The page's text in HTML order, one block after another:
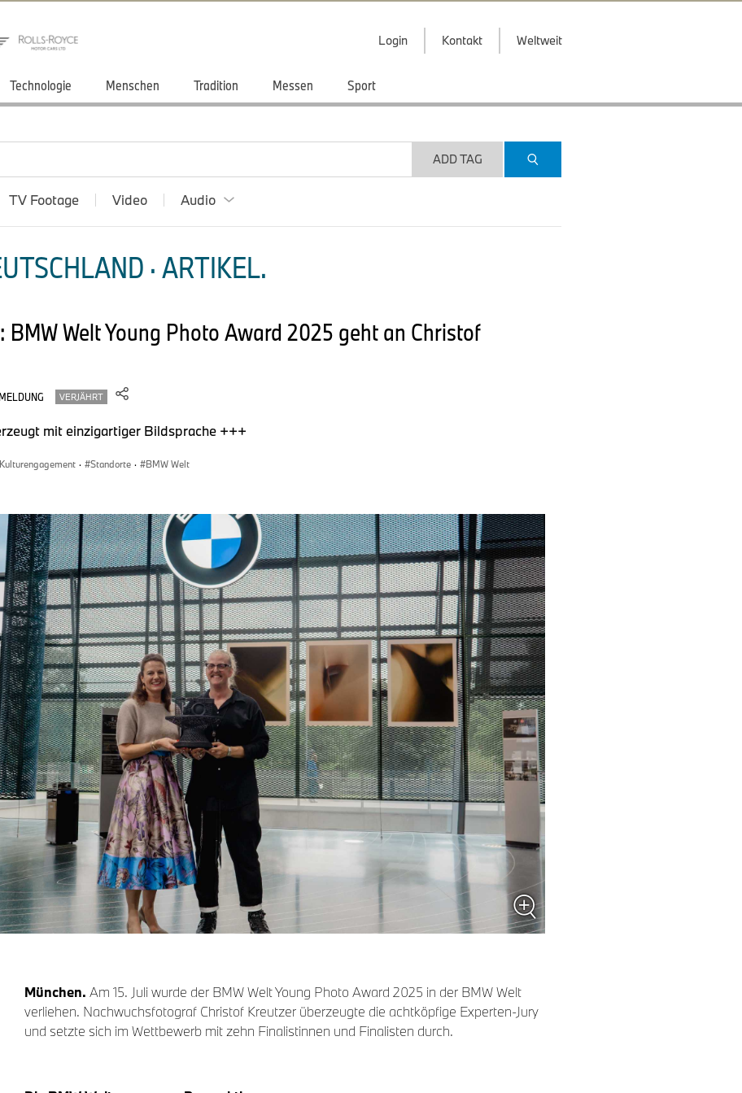
Login Kontakt Weltweit
Technologie Menschen Tradition Messen Sport
ADD TAG
TV Footage Video Audio
· ARTIKEL.
Welt Young Photo Award 2025 geht an Christof
VERJÄHRT
mit einzigartiger Bildsprache +++
Kulturengagement · Standorte · BMW Welt
München. Am 15. Juli wurde der BMW Welt Young Photo Award 2025 in der BMW Welt
verliehen. Nachwuchsfotograf Christof Kreutzer überzeugte die achtköpfige Experten-Jury
und setzte sich im Wettbewerb mit zehn Finalistinnen und Finalisten durch.